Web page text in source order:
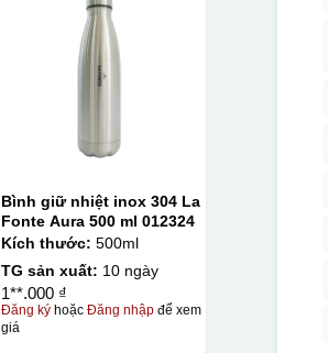
Bình giữ nhiệt inox 304 La
Fonte Aura 500 ml 012324
Kích thước: 500ml
TG sản xuất: 10 ngày
1**.000 ₫
Đăng ký hoặcĐăng nhập để xem
giá